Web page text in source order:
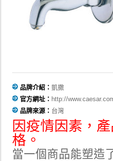
品牌介紹： 凱撒
官方網址： http://
品牌來源： 台灣
因疫情因素，
格。
當一個商品能塑造